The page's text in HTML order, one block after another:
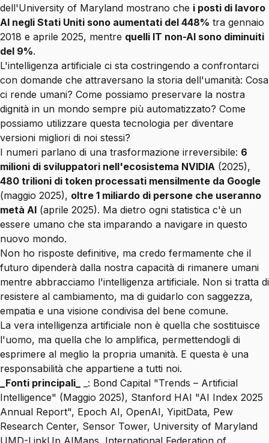
dell'University of Maryland mostrano che i posti di lavoro
AI negli Stati Uniti sono aumentati del 448% tra gennaio
2018 e aprile 2025, mentre quelli IT non-AI sono diminuiti
del 9%.
L'intelligenza artificiale ci sta costringendo a confrontarci
con domande che attraversano la storia dell'umanità: Cosa
ci rende umani? Come possiamo preservare la nostra
dignità in un mondo sempre più automatizzato? Come
possiamo utilizzare questa tecnologia per diventare
versioni migliori di noi stessi?
I numeri parlano di una trasformazione irreversibile: 6
milioni di sviluppatori nell'ecosistema NVIDIA (2025),
480 trilioni di token processati mensilmente da Google
(maggio 2025), oltre 1 miliardo di persone che useranno
metà AI (aprile 2025). Ma dietro ogni statistica c'è un
essere umano che sta imparando a navigare in questo
nuovo mondo.
Non ho risposte definitive, ma credo fermamente che il
futuro dipenderà dalla nostra capacità di rimanere umani
mentre abbracciamo l'intelligenza artificiale. Non si tratta di
resistere al cambiamento, ma di guidarlo con saggezza,
empatia e una visione condivisa del bene comune.
La vera intelligenza artificiale non è quella che sostituisce
l'uomo, ma quella che lo amplifica, permettendogli di
esprimere al meglio la propria umanità. E questa è una
responsabilità che appartiene a tutti noi.
_Fonti principali_
_: Bond Capital "Trends – Artificial
Intelligence" (Maggio 2025), Stanford HAI "AI Index 2025
Annual Report", Epoch AI, OpenAI, YipitData, Pew
Research Center, Sensor Tower, University of Maryland
UMD-LinkUp AIMaps, International Federation of